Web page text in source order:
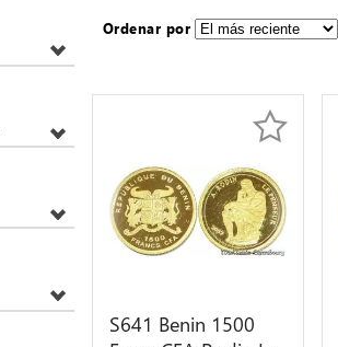
Ordenar por
S641 Benin 1500